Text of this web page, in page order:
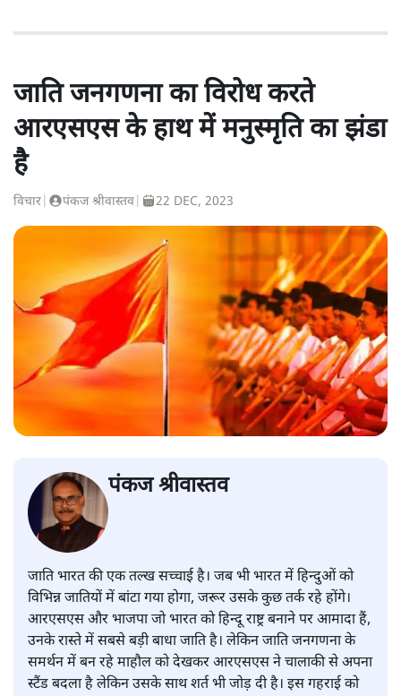
जाति जनगणना का विरोध करते
आरएसएस के हाथ में मनुस्मृति का झंडा
है
विचार पंकज श्रीवास्तव 22 DEC, 2023
पंकज श्रीवास्तव
जाति भारत की एक तल्ख सच्चाई है। जब भी भारत में हिन्दुओं को
विभिन्न जातियों में बांटा गया होगा, जरूर उसके कुछ तर्क रहे होंगे।
आरएसएस और भाजपा जो भारत को हिन्दू राष्ट्र बनाने पर आमादा हैं,
उनके रास्ते में सबसे बड़ी बाधा जाति है। लेकिन जाति जनगणना के
समर्थन में बन रहे माहौल को देखकर आरएसएस ने चालाकी से अपना
स्टैंड बदला है लेकिन उसके साथ शर्त भी जोड़ दी है। इस गहराई को